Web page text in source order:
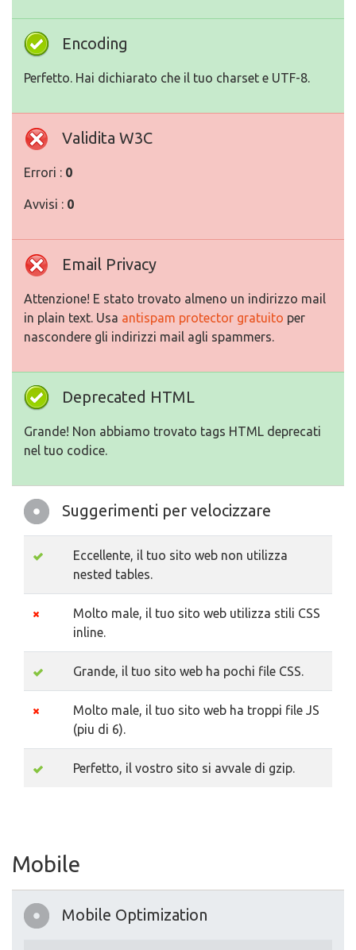
Encoding
Perfetto. Hai dichiarato che il tuo charset e UTF-8.
Validita W3C
Errori : 0
Avvisi : 0
Email Privacy
Attenzione! E stato trovato almeno un indirizzo mail
in plain text. Usa antispam protector gratuito per
nascondere gli indirizzi mail agli spammers.
Deprecated HTML
Grande! Non abbiamo trovato tags HTML deprecati
nel tuo codice.
Suggerimenti per velocizzare
Eccellente, il tuo sito web non utilizza
nested tables.
Molto male, il tuo sito web utilizza stili CSS
inline.
Grande, il tuo sito web ha pochi file CSS.
Molto male, il tuo sito web ha troppi file JS
(piu di 6).
Perfetto, il vostro sito si avvale di gzip.
Mobile
Mobile Optimization